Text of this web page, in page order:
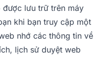
được lưu trữ trên máy
khi bạn truy cập một
nhớ các thông tin về
lịch sử duyệt web